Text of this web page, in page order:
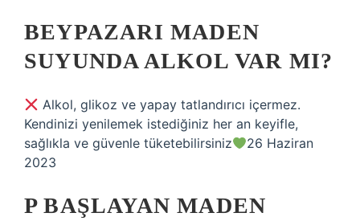
BEYPAZARI MADEN
SUYUNDA ALKOL VAR MI?
Alkol, glikoz ve yapay tatlandırıcı içermez.
Kendinizi yenilemek istediğiniz her an keyifle,
sağlıkla ve güvenle tüketebilirsiniz
26 Haziran
2023
P BAŞLAYAN MADEN